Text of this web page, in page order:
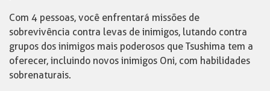
Com 4 pessoas, você enfrentará missões de
sobrevivência contra levas de inimigos, lutando contra
grupos dos inimigos mais poderosos que Tsushima tem a
oferecer, incluindo novos inimigos Oni, com habilidades
sobrenaturais.